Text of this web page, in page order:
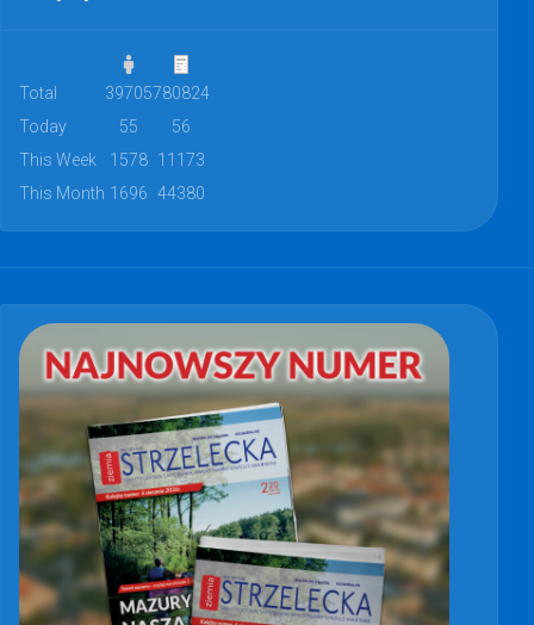
Total 39705780824
Today
55
56
This Week
1578 11173
This Month 1696 44380